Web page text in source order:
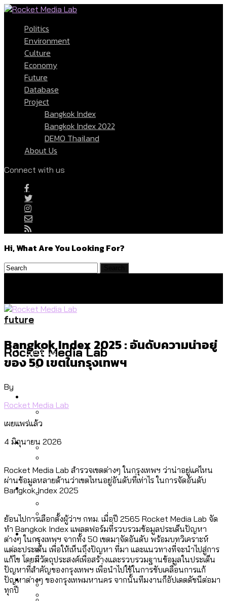
Politics
Environment
Culture
Economy
Future
Database
Project
Bangkok Index
Bangkok Index 2022
DEMO Thailand
About Us
Connect with us
Hi, What Are You Looking For?
Rocket Media Lab
Politics
จราจรฯ เพิ่ม 150% มีเพียง 5 เขตที่งบเพิ่ม
เมื่อแยกท่องเที่ยวออกจากกีฬา กระทรวง
ใหม่จะมีงบฯ ประมาณเท่าไร
สมุดจดการบ้าน ส.ก. 2569 : แต่ละเขตมี
ปัญหาอะไรที่ ส.ก. ต้องทำการบ้าน
สำรวจเหตุไฟไหม้ในกรุงเทพฯ ส่วนใหญ่มา
ลัดวงจรมากที่สุด
สวนสาธารณะและพื้นที่สีเขียวใน กทม. เพิ่ม
ขึ้นและเข้าถึงได้มากน้อยแค่ไหน
ขยะมูลฝอย 2568 [ข้อมูลดิบ]
Culture
โลกใบเดียว สิทธิไม่เท่ากัน: กฎหมายการ
รับรองเพศของ Transgender ทั่วโลก
ประเทศไหนทำได้บ้าง?
สำรวจ Hate Speech ที่ถูกผลิตซ้ำผ่าน
วิดีโอ AI ในช่วงความขัดแย้งไทย-กัมพูชา
Economy
เมกะโปรเจ็กต์ของ กทม. ในช่วงที่มีการใช้
งบคาบเกี่ยวในยุคชัชชาติ มีอะไร ใช้งบแค่
ไหน
Future
สังคมผู้สูงอายุไทย [ข้อมูลดิบ]
Database
future
Bangkok Index 2025 : อันดับความน่าอยู่
ของ 50 เขตในกรุงเทพฯ
By
Rocket Media Lab
เผยแพร่แล้ว
4 มิถุนายน 2026
Rocket Media Lab สำรวจเขตต่างๆ ในกรุงเทพฯ ว่าน่าอยู่แค่ไหน
ผ่านข้อมูลหลายด้านว่าเขตไหนอยู่อันดับที่เท่าไร ในการจัดอันดับ
Bangkok Index 2025
ย้อนไปการเลือกตั้งผู้ว่าฯ กทม. เมื่อปี 2565 Rocket Media Lab จัด
ทำ Bangkok Index แพลตฟอร์มที่รวบรวมข้อมูลประเด็นปัญหา
ต่างๆ ในกรุงเทพฯ จากทั้ง 50 เขตมาจัดอันดับ พร้อมบทวิเคราะห์
แต่ละประเด็น เพื่อให้เห็นถึงปัญหา ที่มา และแนวทางที่จะนำไปสู่การ
แก้ไข โดยมีวัตถุประสงค์เพื่อสร้างและรวบรวมฐานข้อมูลในประเด็น
ปัญหาที่สำคัญของกรุงเทพฯ เพื่อนำไปใช้ในการขับเคลื่อนการแก้
ปัญหาต่างๆ ของกรุงเทพมหานคร จากนั้นทีมงานก็อัปเดตดัชนีต่อมา
ทุกปี